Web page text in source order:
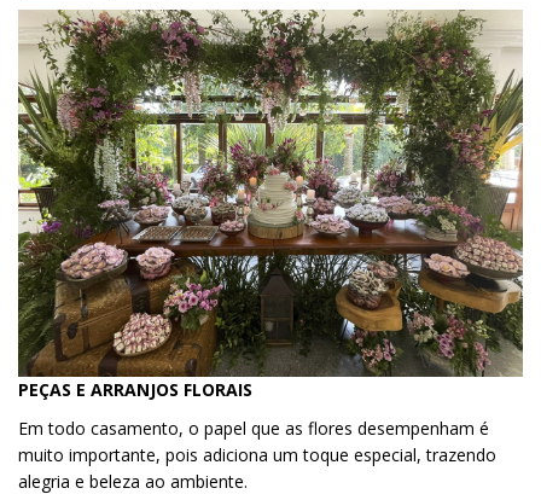
PEÇAS E ARRANJOS FLORAIS
Em todo casamento, o papel que as flores desempenham é
muito importante, pois adiciona um toque especial, trazendo
alegria e beleza ao ambiente.